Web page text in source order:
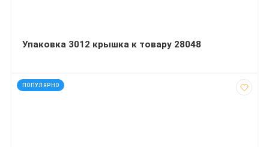
Упаковка 3012 крышка к товару 28048
ПОПУЛЯРНО
код: 11947